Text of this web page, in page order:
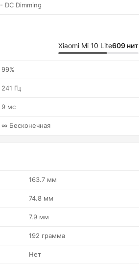
- DC Dimming
Xiaomi Mi 10 Lite609 нит
99%
241 Гц
9 мс
∞ Бесконечная
163.7 мм
74.8 мм
7.9 мм
192 грамма
Нет